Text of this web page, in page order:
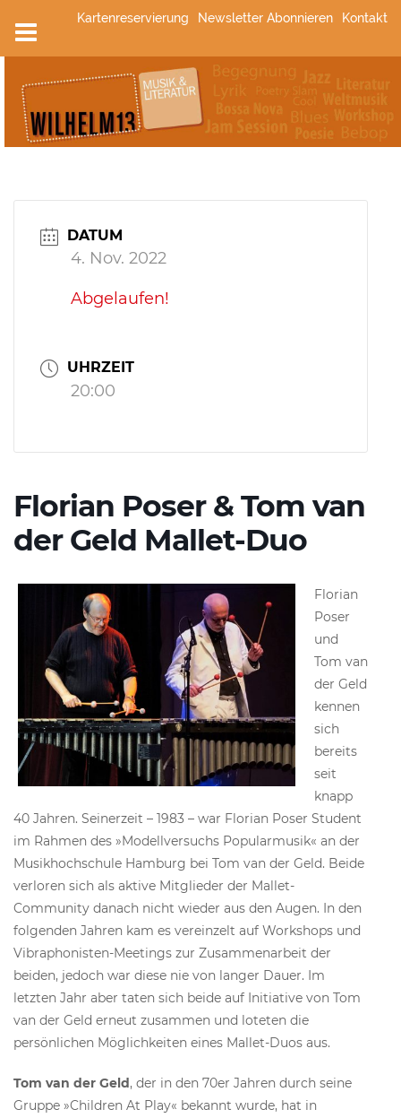
Inhalt
springen
Kartenreservierung Newsletter Abonnieren Kontakt
DATUM
4. Nov. 2022
Abgelaufen!
UHRZEIT
20:00
Florian Poser & Tom van
der Geld Mallet-Duo
Florian
Poser
und
Tom van
der Geld
kennen
sich
bereits
seit
knapp
40 Jahren. Seinerzeit – 1983 – war Florian Poser Student
im Rahmen des »Modellversuchs Popularmusik« an der
Musikhochschule Hamburg bei Tom van der Geld. Beide
verloren sich als aktive Mitglieder der Mallet-
Community danach nicht wieder aus den Augen. In den
folgenden Jahren kam es vereinzelt auf Workshops und
Vibraphonisten-Meetings zur Zusammenarbeit der
beiden, jedoch war diese nie von langer Dauer. Im
letzten Jahr aber taten sich beide auf Initiative von Tom
van der Geld erneut zusammen und loteten die
persönlichen Möglichkeiten eines Mallet-Duos aus.
Tom van der Geld, der in den 70er Jahren durch seine
Gruppe »Children At Play« bekannt wurde, hat in